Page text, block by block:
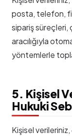
posta, telefon,
sipariş süreçleri,
aracılığıyla
yöntemlerle
5. Kişisel
Hukuki
Kişisel verileriniz,